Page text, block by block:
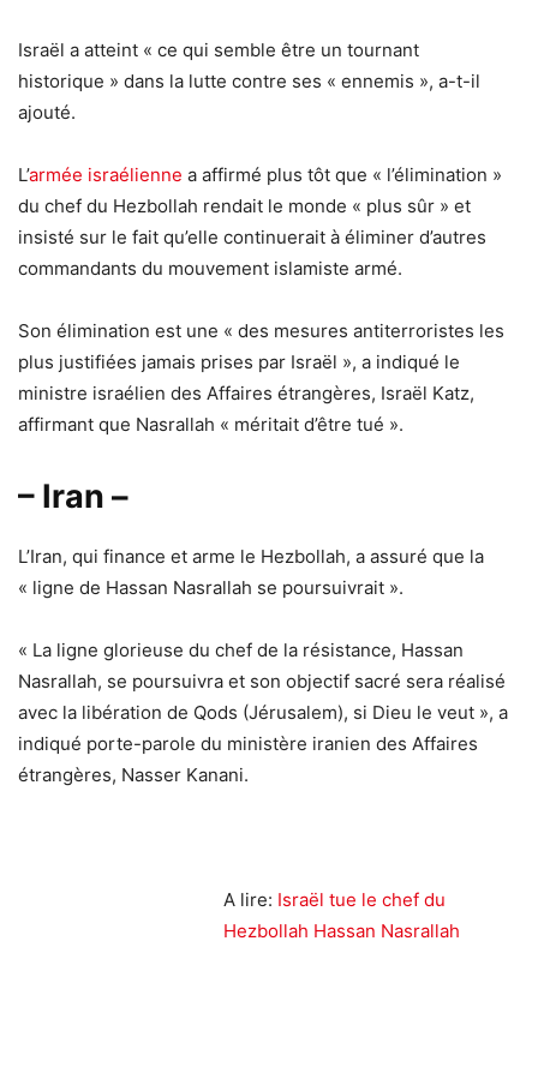
Israël a atteint « ce qui semble être un tournant
historique » dans la lutte contre ses « ennemis », a-t-il
ajouté.
L’armée israélienne a affirmé plus tôt que « l’élimination »
du chef du Hezbollah rendait le monde « plus sûr » et
insisté sur le fait qu’elle continuerait à éliminer d’autres
commandants du mouvement islamiste armé.
Son élimination est une « des mesures antiterroristes les
plus justifiées jamais prises par Israël », a indiqué le
ministre israélien des Affaires étrangères, Israël Katz,
affirmant que Nasrallah « méritait d’être tué ».
– Iran –
L’Iran, qui finance et arme le Hezbollah, a assuré que la
« ligne de Hassan Nasrallah se poursuivrait ».
« La ligne glorieuse du chef de la résistance, Hassan
Nasrallah, se poursuivra et son objectif sacré sera réalisé
avec la libération de Qods (Jérusalem), si Dieu le veut », a
indiqué porte-parole du ministère iranien des Affaires
étrangères, Nasser Kanani.
A lire: Israël tue le chef du
Hezbollah Hassan Nasrallah